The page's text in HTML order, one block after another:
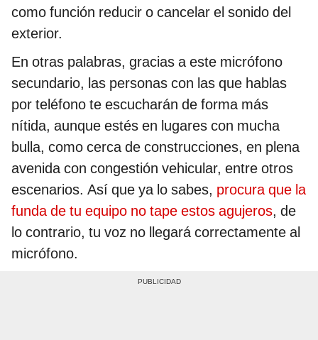
como función reducir o cancelar el sonido del
exterior.
En otras palabras, gracias a este micrófono
secundario, las personas con las que hablas
por teléfono te escucharán de forma más
nítida, aunque estés en lugares con mucha
bulla, como cerca de construcciones, en plena
avenida con congestión vehicular, entre otros
escenarios. Así que ya lo sabes, procura que la
funda de tu equipo no tape estos agujeros, de
lo contrario, tu voz no llegará correctamente al
micrófono.